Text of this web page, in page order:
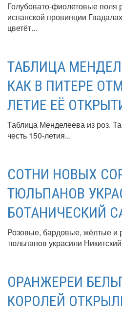
Голубовато-фиолетовые поля
испанской провинции
цветёт...
ТАБЛИЦА
КАК В ПИТЕРЕ
ЛЕТИЕ ЕЁ
Таблица Менделеева из роз.
честь 150-летия...
СОТНИ НОВЫХ
ТЮЛЬПАНОВ
БОТАНИЧЕСКИЙ
Розовые, бардовые, жёлтые и
тюльпанов украсили
ОРАНЖЕРЕИ
КОРОЛЕЙ